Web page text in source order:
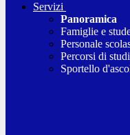
Servizi
Panoramica
Famiglie e
Personale
Percorsi di
Sportello